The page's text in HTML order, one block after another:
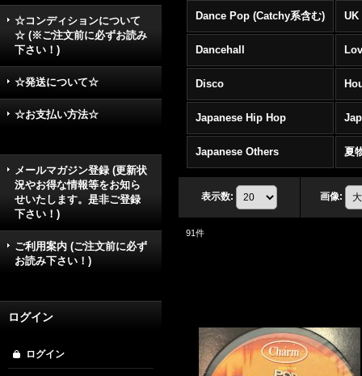
☆コンディションについて
☆ (※ご注文前に必ずお読み
下さい！)
☆発送について☆
☆お支払い方法☆
メールマガジン登録 (更新状
況やお得な情報等をお知ら
せいたします。是非ご登録
下さい！)
ご利用案内 (ご注文前に必ず
お読み下さい！)
ログイン
ログイン
Dance Pop (Catchy系含む) UK
Dancehall
Disco
Japanese Hip Hop
Japanese Others 夏
表示数: 画像:
91件